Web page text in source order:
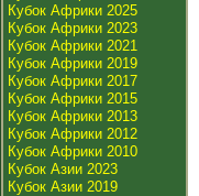
Кубок Африки 2025
Кубок Африки 2023
Кубок Африки 2021
Кубок Африки 2019
Кубок Африки 2017
Кубок Африки 2015
Кубок Африки 2013
Кубок Африки 2012
Кубок Африки 2010
Кубок Азии 2023
Кубок Азии 2019